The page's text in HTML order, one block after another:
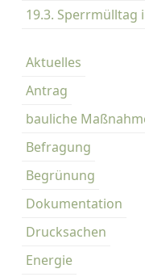
g
n
19.3. Sperrmülltag
Aktuelles
Antrag
bauliche
Befragung
Begrünung
Dokumentation
Drucksachen
Energie